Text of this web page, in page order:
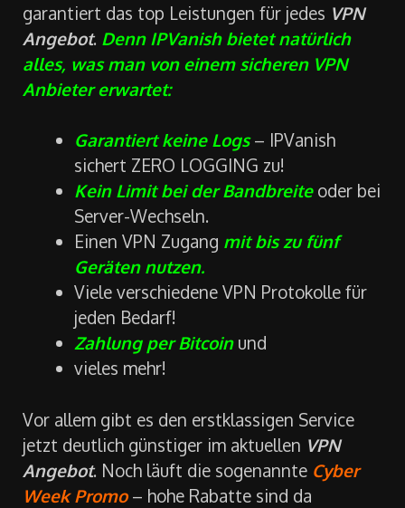
garantiert das top Leistungen für jedes VPN
Angebot. Denn IPVanish bietet natürlich
alles, was man von einem sicheren VPN
Anbieter erwartet:
Garantiert keine Logs– IPVanish
sichert ZERO LOGGING zu!
Kein Limit bei der Bandbreiteoder bei
Server-Wechseln.
Einen VPN Zugang mit bis zu fünf
Geräten nutzen.
Viele verschiedene VPN Protokolle für
jeden Bedarf!
Zahlung per Bitcoinund
vieles mehr!
Vor allem gibt es den erstklassigen Service
jetzt deutlich günstiger im aktuellen VPN
Angebot. Noch läuft die sogenannte Cyber
Week Promo– hohe Rabatte sind da